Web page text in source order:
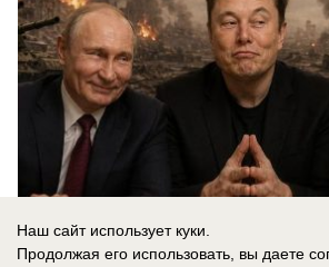
Наш сайт использует куки.
Продолжая его использовать, вы даете